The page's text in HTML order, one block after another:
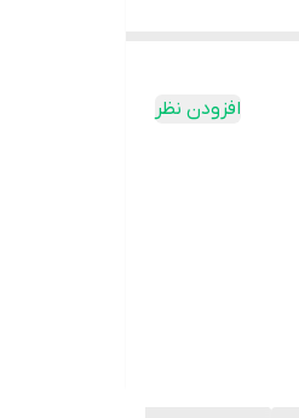
افزودن نظر